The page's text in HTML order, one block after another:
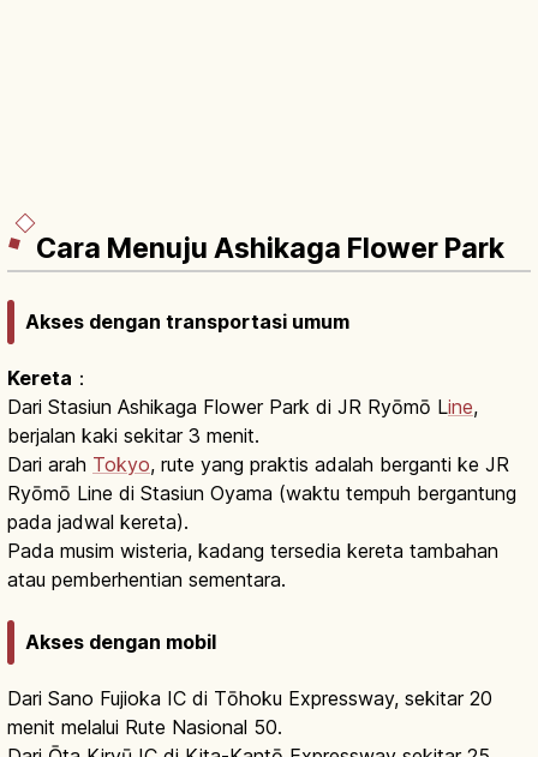
Cara Menuju Ashikaga Flower Park
Akses dengan transportasi umum
Kereta ：
Dari Stasiun Ashikaga Flower Park di JR Ryōmō Line,
berjalan kaki sekitar 3 menit.
Dari arah Tokyo, rute yang praktis adalah berganti ke JR
Ryōmō Line di Stasiun Oyama (waktu tempuh bergantung
pada jadwal kereta).
Pada musim wisteria, kadang tersedia kereta tambahan
atau pemberhentian sementara.
Akses dengan mobil
Dari Sano Fujioka IC di Tōhoku Expressway, sekitar 20
menit melalui Rute Nasional 50.